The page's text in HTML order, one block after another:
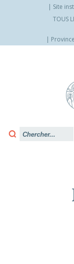
Site
TOUS